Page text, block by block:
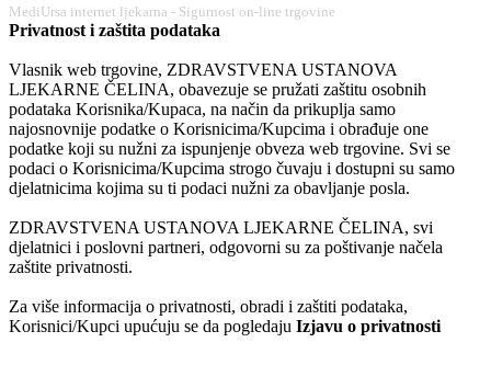
MediUrsa internet ljekarna - Sigurnost on-line trgovine
Privatnost i zaštita podataka
Vlasnik web trgovine, ZDRAVSTVENA USTANOVA
LJEKARNE ČELINA, obavezuje se pružati zaštitu osobnih
podataka Korisnika/Kupaca, na način da prikuplja samo
najosnovnije podatke o Korisnicima/Kupcima i obrađuje one
podatke koji su nužni za ispunjenje obveza web trgovine. Svi se
podaci o Korisnicima/Kupcima strogo čuvaju i dostupni su samo
djelatnicima kojima su ti podaci nužni za obavljanje posla.
ZDRAVSTVENA USTANOVA LJEKARNE ČELINA, svi
djelatnici i poslovni partneri, odgovorni su za poštivanje načela
zaštite privatnosti.
Za više informacija o privatnosti, obradi i zaštiti podataka,
Korisnici/Kupci upućuju se da pogledaju Izjavu o privatnosti